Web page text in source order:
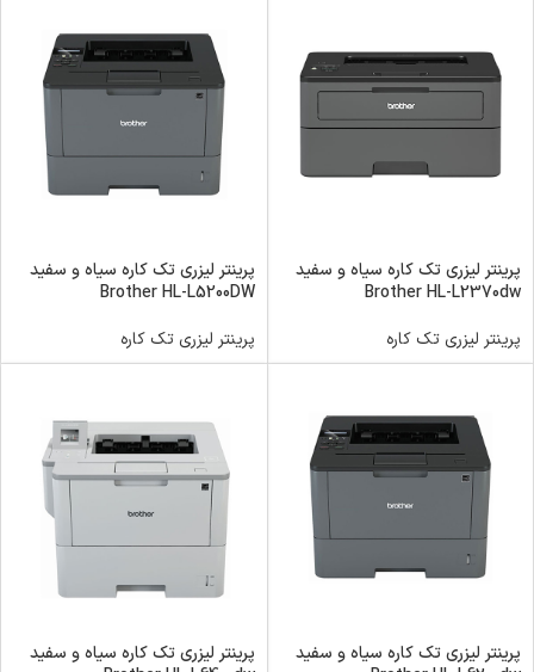
پرینتر لیزری تک کاره سیاه و سفید
Brother HL-L2370dw
پرینتر لیزری تک کاره
پرینتر لیزری تک کاره سیاه و سفید
Brother HL-L5200DW
پرینتر لیزری تک کاره
پرینتر لیزری تک کاره سیاه و سفید
پرینتر لیزری تک کاره سیاه و سفید